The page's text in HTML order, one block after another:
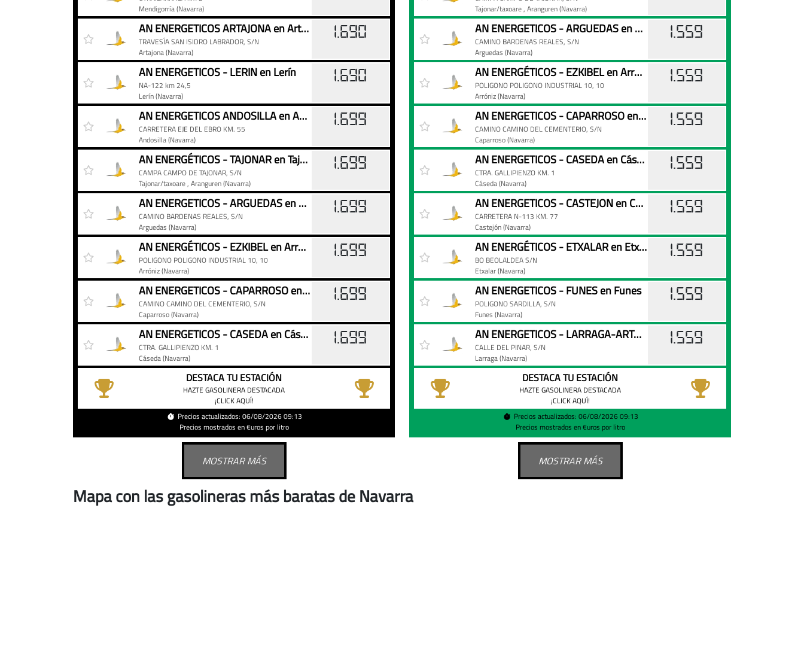
de
Mendigorría(Navarra)
AN ENERGETICOS ARTAJONA en Artajona
TRAVESÍA SAN ISIDRO LABRADOR, S/N
Artajona(Navarra)
1.690
AN ENERGETICOS - LERIN en Lerín
NA-122 km 24,5
Lerín(Navarra)
1.690
AN ENERGETICOS ANDOSILLA en Andosilla
CARRETERA EJE DEL EBRO KM. 55
Andosilla(Navarra)
1.699
AN ENERGÉTICOS - TAJONAR en Tajonar/taxoare
CAMPA CAMPO DE TAJONAR, S/N
Tajonar/taxoare, Aranguren(Navarra)
1.699
AN ENERGETICOS - ARGUEDAS en Arguedas
CAMINO BARDENAS REALES, S/N
Arguedas (Navarra)
1.699
AN ENERGÉTICOS - EZKIBEL en Arróniz
POLIGONO POLIGONO INDUSTRIAL 10, 10
Arróniz(Navarra)
1.699
AN ENERGETICOS - CAPARROSO en Caparroso
CAMINO CAMINO DEL CEMENTERIO, S/N
Caparroso(Navarra)
1.699
AN ENERGETICOS - CASEDA en Cáseda
CTRA. GALLIPIENZO KM. 1
Cáseda(Navarra)
1.699
DESTACA TU ESTACIÓN
HAZTE GASOLINERA DESTACADA
¡CLICK AQUÍ!
Precios actualizados: 06/08/2026 09:13
Precios mostrados en €uros por litro
MOSTRAR MÁS
AN
de
Navarra
Tajonar/taxoare, Aranguren(Navarra)
AN ENERGETICOS - ARGUEDAS en Arguedas
CAMINO BARDENAS REALES, S/N
Arguedas (Navarra)
1.559
AN ENERGÉTICOS - EZKIBEL en Arróniz
POLIGONO POLIGONO INDUSTRIAL 10, 10
Arróniz(Navarra)
1.559
AN ENERGETICOS - CAPARROSO en Caparroso
CAMINO CAMINO DEL CEMENTERIO, S/N
Caparroso(Navarra)
1.559
AN ENERGETICOS - CASEDA en Cáseda
CTRA. GALLIPIENZO KM. 1
Cáseda(Navarra)
1.559
AN ENERGETICOS - CASTEJON en Castejón
CARRETERA N-113 KM. 77
Castejón(Navarra)
1.559
AN ENERGÉTICOS - ETXALAR en Etxalar
BO BEOLALDEA S/N
Etxalar(Navarra)
1.559
AN ENERGETICOS - FUNES en Funes
POLIGONO SARDILLA, S/N
Funes (Navarra)
1.559
AN ENERGETICOS - LARRAGA-ARTAJONA en Larraga
CALLE DEL PINAR, S/N
Larraga(Navarra)
1.559
DESTACA TU ESTACIÓN
HAZTE GASOLINERA DESTACADA
¡CLICK AQUÍ!
Precios actualizados: 06/08/2026 09:13
Precios mostrados en €uros por litro
MOSTRAR MÁS
Mapa con las gasolineras más baratas de Navarra